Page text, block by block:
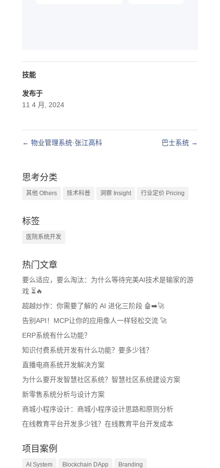
技能
发布于
11 4 月, 2024
← 物业管理系统·张江高科 巴士系统 →
思考分类
其他 Others 技术科普 洞察 Insight 行业定价 Pricing
标签
医院系统开发
热门文章
要么适应，要么淘汰：为什么等待完美AI技术是输家的游
戏 ⏳🔥
超越炒作：你需要了解的 AI 进化三阶段 🤖➡️🚀
告别API！MCP让你的应用像人一样轻松交流 🚀
ERP系统有什么功能？
知识付费系统开发有什么功能？要多少钱？
直播电商系统开发解决方案
为什么要开发智慧社区系统？智慧社区系统建设方案
新零售系统分析与设计方案
商城小程序设计：商城小程序设计思路和原则分析
在线教育平台开发多少钱？在线教育平台开发成本
项目案例
AI System Blockchain DApp Branding